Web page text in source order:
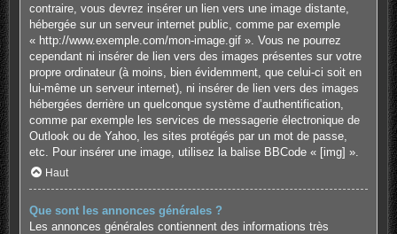
contraire, vous devrez insérer un lien vers une image distante,
hébergée sur un serveur internet public, comme par exemple
« http://www.exemple.com/mon-image.gif ». Vous ne pourrez
cependant ni insérer de lien vers des images présentes sur votre
propre ordinateur (à moins, bien évidemment, que celui-ci soit en
lui-même un serveur internet), ni insérer de lien vers des images
hébergées derrière un quelconque système d’authentification,
comme par exemple les services de messagerie électronique de
Outlook ou de Yahoo, les sites protégés par un mot de passe,
etc. Pour insérer une image, utilisez la balise BBCode « [img] ».
Haut
Que sont les annonces générales ?
Les annonces générales contiennent des informations très